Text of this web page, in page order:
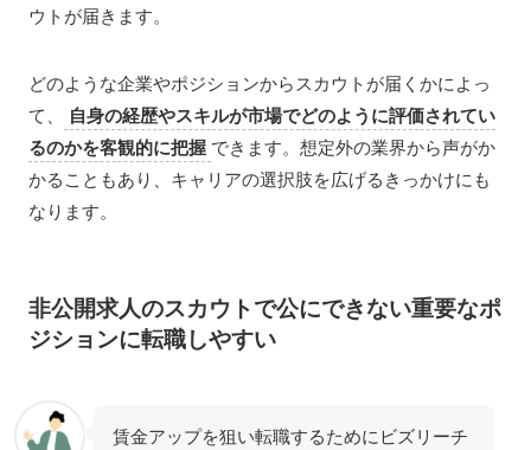
ウトが届きます。
どのような企業やポジションからスカウトが届くかによっ
て、
自身の経歴やスキルが市場でどのように評価されてい
るのかを客観的に把握 できます。想定外の業界から声がか
かることもあり、キャリアの選択肢を広げるきっかけにも
なります。
非公開求人のスカウトで公にできない重要なポ
ジションに転職しやすい
賃金アップを狙い転職するためにビズリーチ